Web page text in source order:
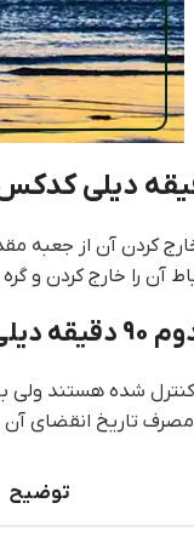
خارج کردن آن از
آن را خارج کردن
کنترل شده هستند
مصرف تاریخ انقضای
توضیح